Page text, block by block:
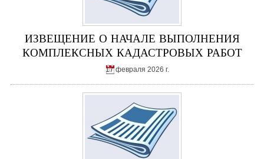
ИЗВЕЩЕНИЕ О НАЧАЛЕ ВЫПОЛНЕНИЯ
КОМПЛЕКСНЫХ КАДАСТРОВЫХ РАБОТ
17 февраля 2026 г.